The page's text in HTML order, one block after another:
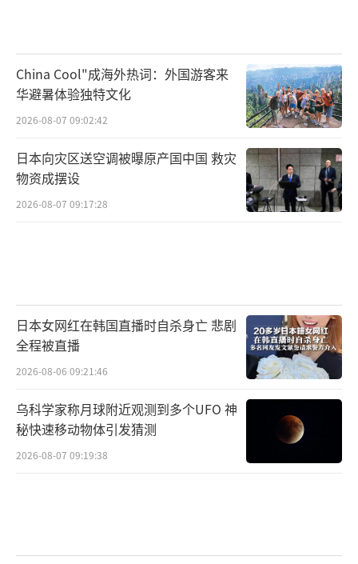
下来的风暴中心，恐怕就将轮到李在明。
韩国政坛“多事之秋”，风雨欲来
总理弹劾案的突然反转，像是一颗信号
弹，引爆了韩国政坛原本就暗流涌动的局势。
尹锡悦虽然暂时看似占得上风，但他的弹劾案
仍悬而未决，背后舆情汹涌；李在明则仿佛身
在这场尚未落幕的政治大剧中，谁是真正
的赢家，谁又将被历史写入“失败者”的行
列，恐怕还要等到风暴完全过去之后才能知
晓。但可以肯定的是，这场风暴还远未平息，
韩国政坛或许即将迎来更加动荡混乱的“下半
场”。（责任编辑：张佳鑫）
China Cool"成海外热词：外国游客来
华避暑体验独特文化
2026-08-07 09:02:42
日本向灾区送空调被曝原产国中国 救灾
物资成摆设
2026-08-07 09:17:28
日本女网红在韩国直播时自杀身亡 悲剧
全程被直播
2026-08-06 09:21:46
乌科学家称月球附近观测到多个UFO 神
秘快速移动物体引发猜测
2026-08-07 09:19:38